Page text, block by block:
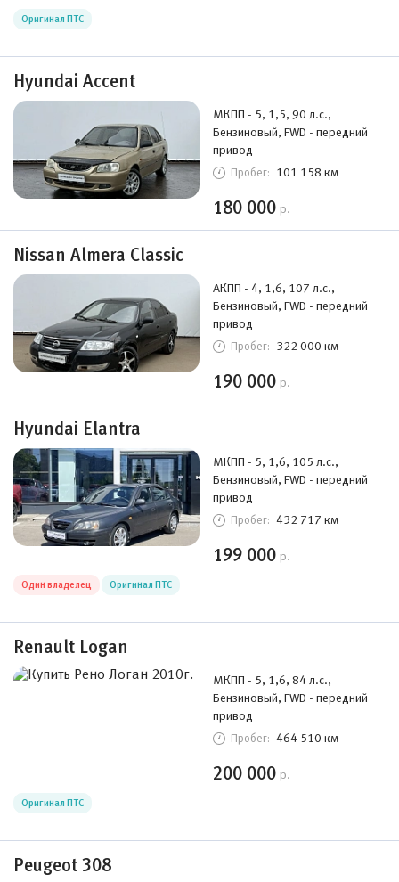
Оригинал ПТС
Hyundai Accent
МКПП - 5, 1,5, 90 л.с.,
Бензиновый, FWD - передний
привод
Пробег: 101 158 км
180 000 р.
Nissan Almera Classic
АКПП - 4, 1,6, 107 л.с.,
Бензиновый, FWD - передний
привод
Пробег: 322 000 км
190 000 р.
Hyundai Elantra
МКПП - 5, 1,6, 105 л.с.,
Бензиновый, FWD - передний
привод
Пробег: 432 717 км
199 000 р.
Один владелец Оригинал ПТС
Renault Logan
МКПП - 5, 1,6, 84 л.с.,
Бензиновый, FWD - передний
привод
Пробег: 464 510 км
200 000 р.
Оригинал ПТС
Peugeot 308